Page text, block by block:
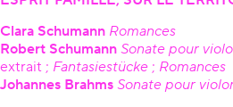
Clara Schumann Romances
Robert Schumann Sonate pour
extrait ; Fantasiestücke ; Romances
Johannes Brahms Sonate pour